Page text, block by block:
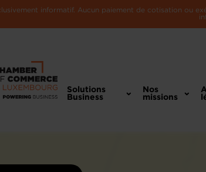
informatif. Aucun paiement de cotisation ou
Solutions
Business
Nos
missions